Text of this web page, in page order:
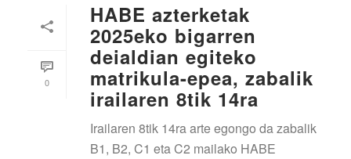
0
HABE azterketak
2025eko bigarren
deialdian egiteko
matrikula-epea, zabalik
irailaren 8tik 14ra
Irailaren 8tik 14ra arte egongo da zabalik
B1, B2, C1 eta C2 mailako HABE